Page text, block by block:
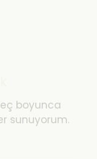
boyunca
sunuyorum.